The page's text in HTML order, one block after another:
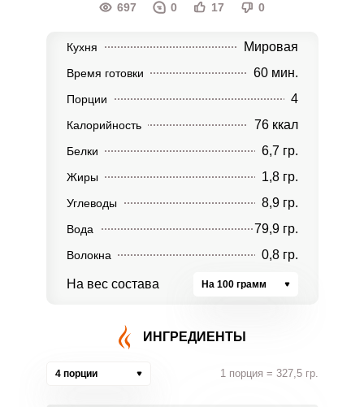
697 0 17 0
Кухня Мировая
Время готовки 60 мин.
Порции 4
Калорийность 76 ккал
Белки 6,7 гр.
Жиры 1,8 гр.
Углеводы 8,9 гр.
Вода 79,9 гр.
Волокна 0,8 гр.
На вес состава На 100 грамм
ИНГРЕДИЕНТЫ
4 порции 1 порция = 327,5 гр.